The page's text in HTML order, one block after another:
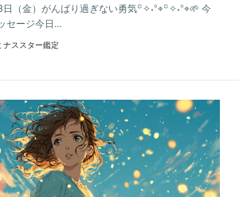
（金）がんばり過ぎない勇気꙳✧˖°⌖꙳✧˖°⌖🌱 今
セージ今日...
ナススター鑑定